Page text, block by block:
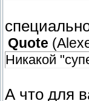
Quote (
Никакой
А что для